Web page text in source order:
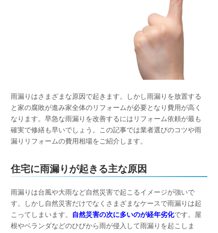
雨漏りはさまざまな原因で起きます。しかし雨漏りを放置する
と家の腐敗が進み家全体のリフォームが必要となり費用が高く
なります。早急な雨漏りを改善するにはリフォーム依頼が最も
確実で修繕も早いでしょう。この記事では業者選びのコツや雨
漏りリフォームの費用相場をご紹介します。
住宅に雨漏りが起きる主な原因
雨漏りは台風や大雨など自然災害で起こるイメージが強いで
す。しかし自然災害だけでなくさまざまなケースで雨漏りは起
こってしまいます。
自然災害の次に多いのが経年劣化です。屋
根やベランダなどのひびから雨が侵入して雨漏りを起こしま